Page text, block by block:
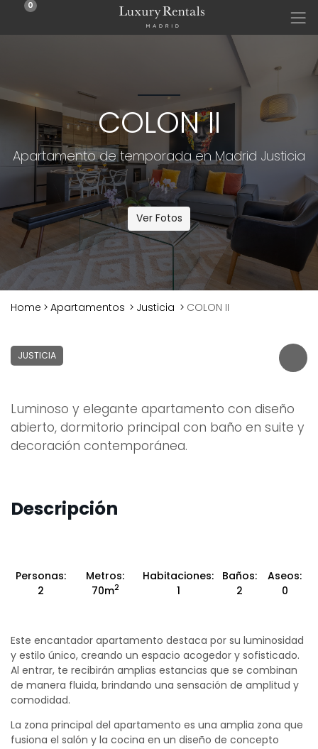
0
COLON II
Apartamento de temporada en Madrid Justicia
Ver Fotos
Home > Apartamentos > Justicia > COLON II
JUSTICIA
Luminoso y elegante apartamento con diseño
abierto, dormitorio principal con baño en suite y
decoración contemporánea.
Descripción
Personas:
2
Metros:
70m2
Habitaciones:
1
Baños:
2
Aseos:
0
Este encantador apartamento destaca por su luminosidad
y estilo único, creando un espacio acogedor y sofisticado.
Al entrar, te recibirán amplias estancias que se combinan
de manera fluida, brindando una sensación de amplitud y
comodidad.
La zona principal del apartamento es una amplia zona que
fusiona el salón y la cocina en un diseño de concepto